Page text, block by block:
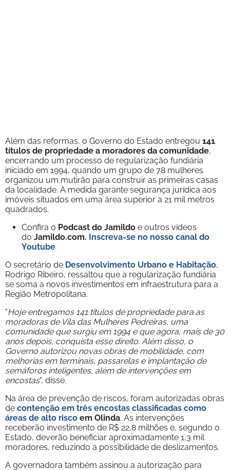
Além das reformas, o Governo do Estado entregou 141
títulos de propriedade a moradores da comunidade,
encerrando um processo de regularização fundiária
iniciado em 1994, quando um grupo de 78 mulheres
organizou um mutirão para construir as primeiras casas
da localidade. A medida garante segurança jurídica aos
imóveis situados em uma área superior a 21 mil metros
quadrados.
Confira o Podcast do Jamildo e outros vídeos
do Jamildo.com. Inscreva-se no nosso canal do
Youtube
O secretário de Desenvolvimento Urbano e Habitação,
Rodrigo Ribeiro, ressaltou que a regularização fundiária
se soma a novos investimentos em infraestrutura para a
Região Metropolitana.
"Hoje entregamos 141 títulos de propriedade para as
moradoras de Vila das Mulheres Pedreiras, uma
comunidade que surgiu em 1994 e que agora, mais de 30
anos depois, conquista esse direito. Além disso, o
Governo autorizou novas obras de mobilidade, com
melhorias em terminais, passarelas e implantação de
semáforos inteligentes, além de intervenções em
encostas", disse.
Na área de prevenção de riscos, foram autorizadas obras
de contenção em três encostas classificadas como
áreas de alto risco em Olinda. As intervenções
receberão investimento de R$ 22,8 milhões e, segundo o
Estado, deverão beneficiar aproximadamente 1,3 mil
moradores, reduzindo a possibilidade de deslizamentos.
A governadora também assinou a autorização para